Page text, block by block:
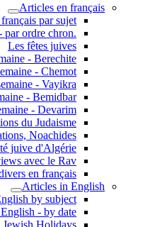
Articles en français
par sujet
.Articles en français - par ordre chron
Les fêtes juives
- Berechite
- Chemot
- Vayikra
- Bemidbar
- Devarim
du Judaisme
Noachides
juive d'Algérie
avec le Rav
en français
Articles in English
by subject
- by date
Jewish Holidays